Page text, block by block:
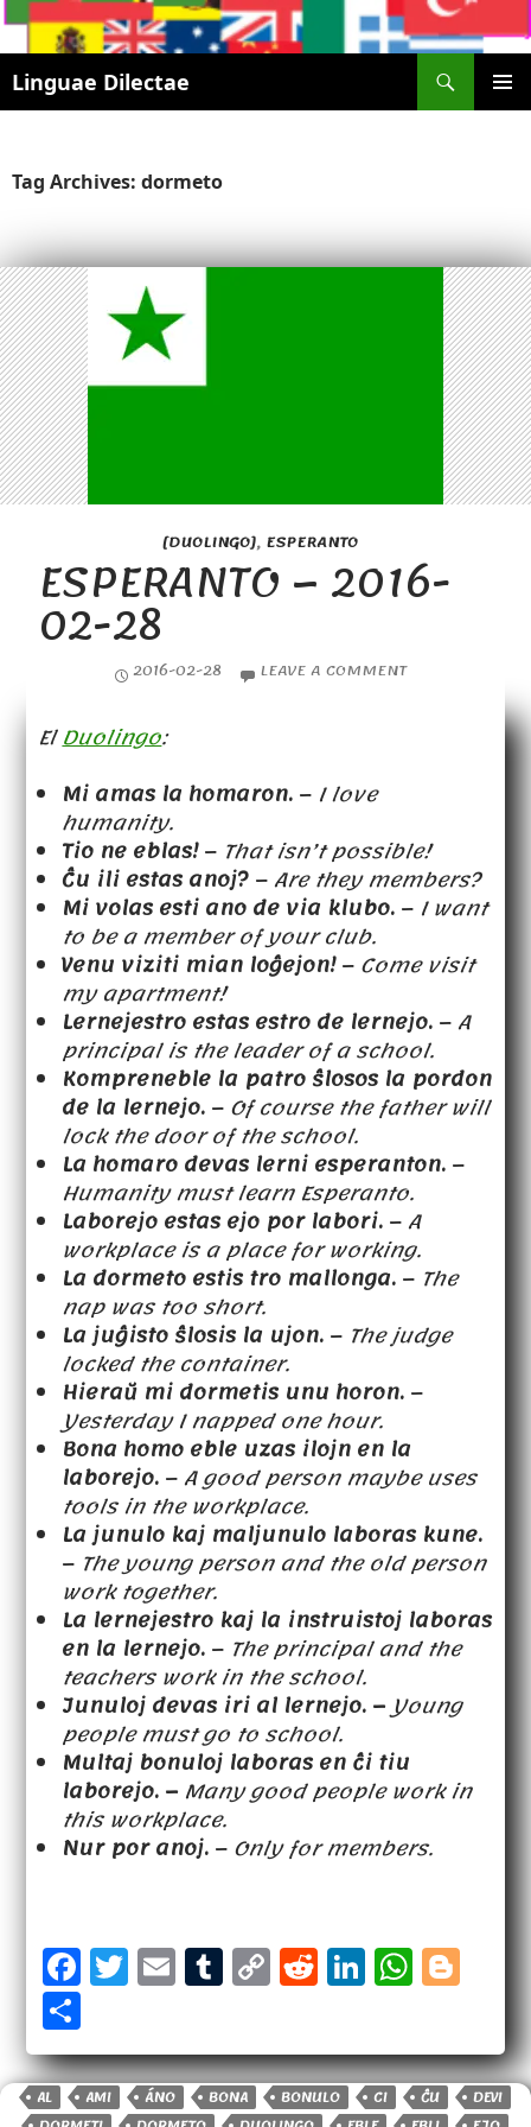
Linguae Dilectae
SKIP
Tag Archives: dormeto
[DUOLINGO], ESPERANTO
ESPERANTO – 2016-
02-28
2016-02-28 LEAVE A COMMENT
ElDuolingo:
Mi amas la homaron.– I love
humanity.
Tio ne eblas!– That isn’t possible!
Ĉu ili estas anoj?–Are they members?
Mi volas esti ano de via klubo.– I want
to be a member of your club.
Venu viziti mian loĝejon!–Come visit
my apartment!
Lernejestro estas estro de lernejo.–A
principal is the leader of a school.
Kompreneble la patro ŝlosos la pordon
de la lernejo.–Of course the father will
lock the door of the school.
La homaro devas lerni esperanton.–
Humanity must learn Esperanto.
Laborejo estas ejo por labori.–A
workplace is a place for working.
La dormeto estis tro mallonga.– The
nap was too short.
La juĝisto ŝlosis la ujon.– The judge
locked the container.
Hieraŭ mi dormetis unu horon.–
Yesterday I napped one hour.
Bona homo eble uzas ilojn en la
laborejo.–A good person maybe uses
tools in the workplace.
La junulo kaj maljunulo laboras kune.
– The young person and the old person
work together.
La lernejestro kaj la instruistoj laboras
en la lernejo.– The principal and the
teachers work in the school.
Junuloj devas iri al lernejo. –Young
people must go to school.
Multaj bonuloj laboras enĉi tiu
laborejo. –Many good people work in
this workplace.
Nur por anoj.–Only for members.
F
a
c
e
T
w
it
t
E
m
a
il
T
u
m
b
C
o
p
y
R
e
d
d
Li
n
k
e
W
h
a
t o
g
S
h
a
AL AMI ÁNO BONA BONULO CI ĈU
DEVI